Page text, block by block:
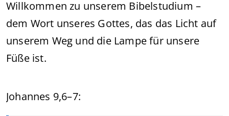
Willkommen zu unserem Bibelstudium –
dem Wort unseres Gottes, das das Licht auf
unserem Weg und die Lampe für unsere
Füße ist.
Johannes 9,6–7: